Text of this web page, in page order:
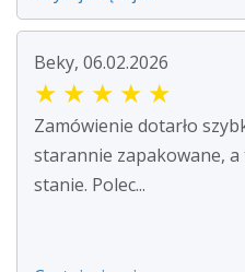
Beky, 06.02.2026
★ ★ ★ ★ ★
Zamówienie dotarło
starannie zapakowane,
stanie. Polec...